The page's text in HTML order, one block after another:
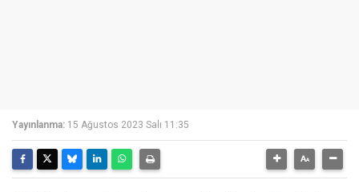
Yayınlanma: 15 Ağustos 2023 Salı 11:35